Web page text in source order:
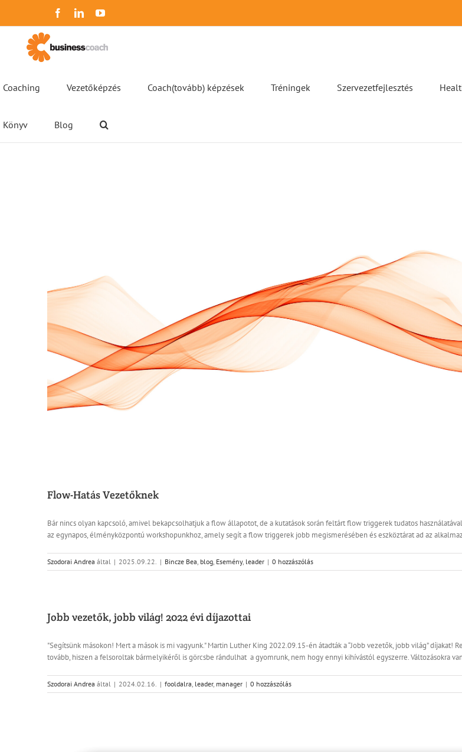
FacebookLinkedInYouTube
Coaching Vezetőképzés Coach(tovább) képzések Tréningek Szervezetfejlesztés
Könyv Blog
Flow-Hatás Vezetőknek
Bár nincs olyan kapcsoló, amivel bekapcsolhatjuk a flow állapotot, de a kutatások során feltárt flow triggerek tudatos
az egynapos, élményközpontú workshopunkhoz, amely segít a flow triggerek jobb megismerésében és eszköztárat ad az
Szodorai Andrea által | 2025.09.22. | Bincze Bea, blog, Esemény, leader | 0 hozzászólás
Jobb vezetők, jobb világ! 2022 évi díjazottai
"Segítsünk másokon! Mert a mások is mi vagyunk." Martin Luther King 2022.09.15-én átadták a “Jobb vezetők, jobb világ”
tovább, hiszen a felsoroltak bármelyikéről is görcsbe rándulhat a gyomrunk, nem hogy ennyi kihívástól egyszerre. Változásokra
Szodorai Andrea által | 2024.02.16. | fooldalra, leader, manager | 0 hozzászólás